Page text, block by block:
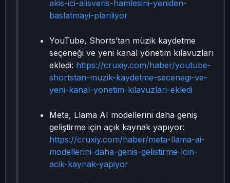
akis-ici-alisveris-hamlesini-yeniden-
baslatmayi-planliyor
YouTube, Shorts’tan müzik kaydetme
seçeneği ve yeni kanal yönetim kılavuzları
ekledi: https://cruxiy.com/haber/youtube-
shortstan-muzik-kaydetme-secenegi-ve-
yeni-kanal-yonetim-kilavuzlari-ekledi
Meta, Llama AI modellerini daha geniş
geliştirme için açık kaynak yapıyor:
https://cruxiy.com/haber/meta-llama-ai-
modellerini-daha-genis-gelistirme-icin-
acik-kaynak-yapiyor